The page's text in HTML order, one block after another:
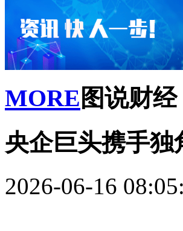
MORE 图说财经
央企巨头携手独
2026-06-16